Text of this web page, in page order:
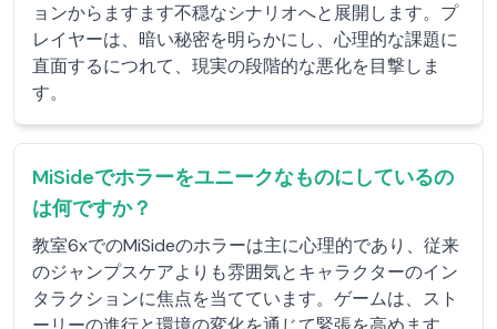
ョンからますます不穏なシナリオへと展開します。プ
レイヤーは、暗い秘密を明らかにし、心理的な課題に
直面するにつれて、現実の段階的な悪化を目撃しま
す。
MiSideでホラーをユニークなものにしているの
は何ですか？
教室6xでのMiSideのホラーは主に心理的であり、従来
のジャンプスケアよりも雰囲気とキャラクターのイン
タラクションに焦点を当てています。ゲームは、スト